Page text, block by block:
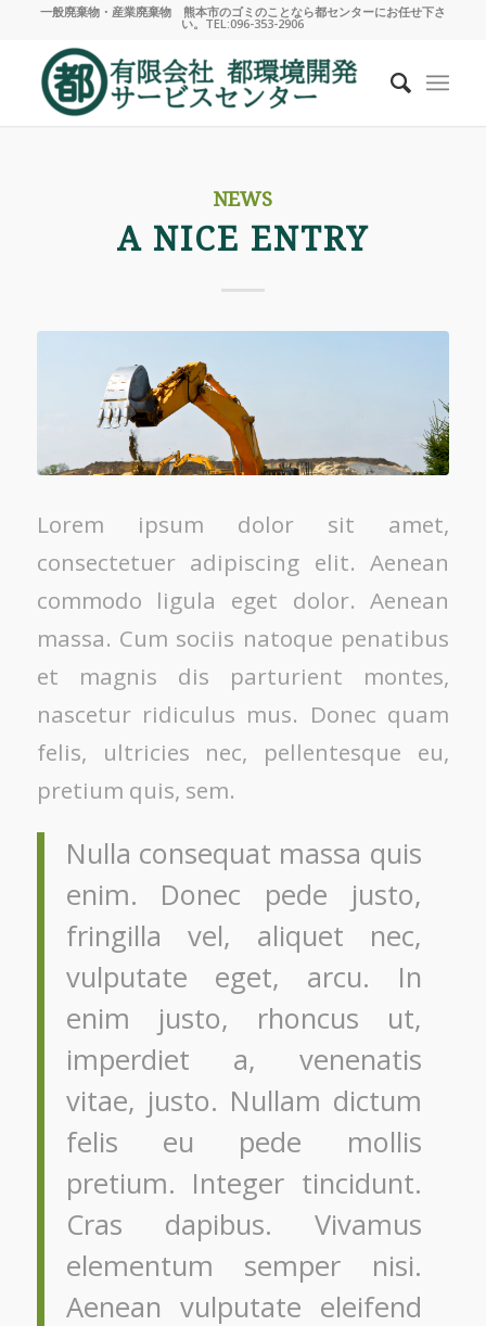
一般廃棄物・産業廃棄物 熊本市のゴミのことなら都センターにお任せ下さ
い。TEL:096-353-2906
NEWS
A NICE ENTRY
Lorem ipsum dolor sit amet,
consectetuer adipiscing elit. Aenean
commodo ligula eget dolor. Aenean
massa. Cum sociis natoque penatibus
et magnis dis parturient montes,
nascetur ridiculus mus. Donec quam
felis, ultricies nec, pellentesque eu,
pretium quis, sem.
Nulla consequat massa quis
enim. Donec pede justo,
fringilla vel, aliquet nec,
vulputate eget, arcu. In
enim justo, rhoncus ut,
imperdiet a, venenatis
vitae, justo. Nullam dictum
felis eu pede mollis
pretium. Integer tincidunt.
Cras dapibus. Vivamus
elementum semper nisi.
Aenean vulputate eleifend